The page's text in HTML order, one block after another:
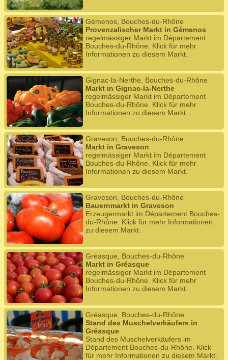
Gémenos, Bouches-du-Rhône
Provenzalischer Markt in Gémenos
regelmässiger Markt im Département
Bouches-du-Rhône. Klick für mehr
Informationen zu diesem Markt.
Gignac-la-Nerthe, Bouches-du-Rhône
Markt in Gignac-la-Nerthe
regelmässiger Markt im Département
Bouches-du-Rhône. Klick für mehr
Informationen zu diesem Markt.
Graveson, Bouches-du-Rhône
Markt in Graveson
regelmässiger Markt im Département
Bouches-du-Rhône. Klick für mehr
Informationen zu diesem Markt.
Graveson, Bouches-du-Rhône
Bauernmarkt in Graveson
Erzeugermarkt im Département Bouches-
du-Rhône. Klick für mehr Informationen
zu diesem Markt.
Gréasque, Bouches-du-Rhône
Markt in Gréasque
regelmässiger Markt im Département
Bouches-du-Rhône. Klick für mehr
Informationen zu diesem Markt.
Gréasque, Bouches-du-Rhône
Stand des Muschelverkäufers in
Gréasque
Stand des Muschelverkäufers im
Département Bouches-du-Rhône. Klick
für mehr Informationen zu diesem Markt.